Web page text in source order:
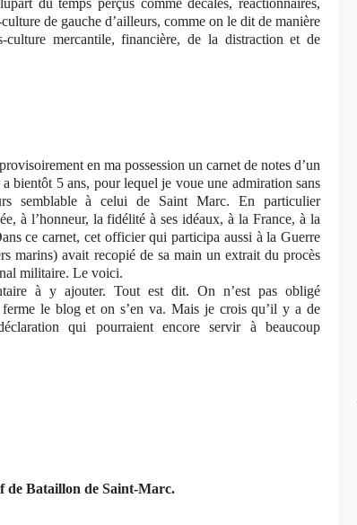
du temps perçus comme décalés, réactionnaires,
de gauche d’ailleurs, comme on le dit de manière
mercantile, financière, de la distraction et de
en ma possession un carnet de notes d’un
bientôt 5 ans, pour lequel je voue une admiration sans
semblable à celui de Saint Marc. En particulier
à l’honneur, la fidélité à ses idéaux, à la France, à la
ce carnet, cet officier qui participa aussi à la Guerre
marins) avait recopié de sa main un extrait du procès
militaire. Le voici.
à y ajouter. Tout est dit. On n’est pas obligé
le blog et on s’en va. Mais je crois qu’il y a de
qui pourraient encore servir à beaucoup
de Bataillon de Saint-Marc.